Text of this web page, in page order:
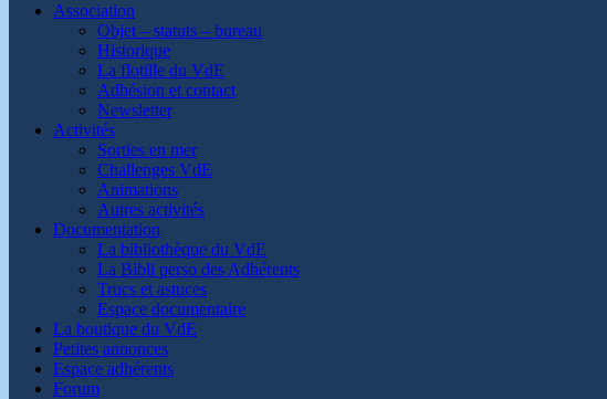
Association
Objet – statuts – bureau
Historique
La flotille du VdE
Adhésion et contact
Newsletter
Activités
Sorties en mer
Challenges VdE
Animations
Autres activités
Documentation
La bibliothèque du VdE
La Bibli perso des Adhérents
Trucs et astuces
Espace documentaire
La boutique du VdE
Petites annonces
Espace adhérents
Forum